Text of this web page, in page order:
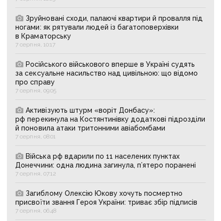
Зруйновані сходи, палаючі квартири й провалля під
ногами: як рятували людей із багатоповерхівки
в Краматорську
7 серпня, 10:17
Російського військового вперше в Україні судять
за сексуальне насильство над цивільною: що відомо
про справу
7 серпня, 09:05
Активізують штурм «воріт Донбасу»:
рф перекинула на Костянтинівку додаткові підрозділи
й поновила атаки тритонними авіабомбами
7 серпня, 08:01
Війська рф вдарили по 11 населених пунктах
Донеччини: одна людина загинула, п’ятеро поранені
7 серпня, 07:12
Загиблому Олексію Юкову хочуть посмертно
присвоїти звання Героя України: триває збір підписів
7 серпня, 06:48